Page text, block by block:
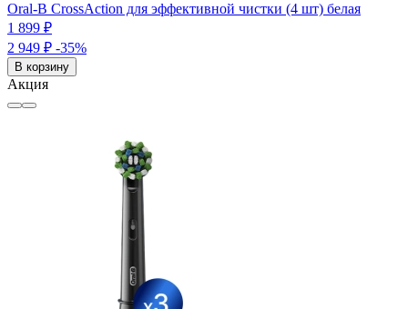
Oral-B CrossAction для эффективной чистки (4 шт) белая
1 899 ₽
2 949 ₽ -35%
В корзину
Акция